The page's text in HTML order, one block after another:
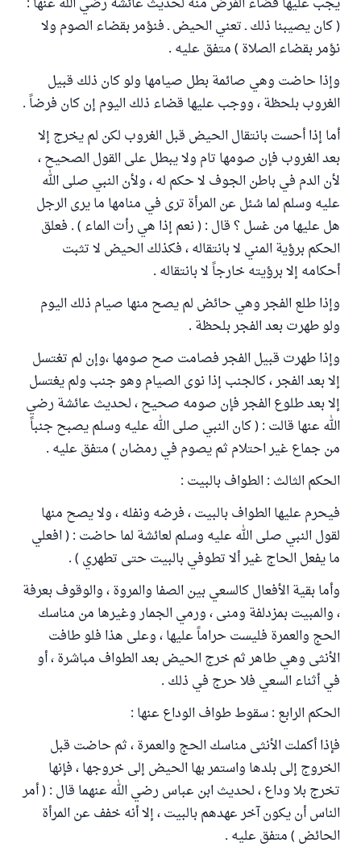
( كان يصيبنا ذلك ـ تعني الحيض ـ فنؤمر بقضاء الصوم ولا
نؤمر بقضاء الصلاة ) متفق عليه .
وإذا حاضت وهي صائمة بطل صيامها ولو كان ذلك قبيل
الغروب بلحظة ، ووجب عليها قضاء ذلك اليوم إن كان فرضاً .
أما إذا أحست بانتقال الحيض قبل الغروب لكن لم يخرج إلا
بعد الغروب فإن صومها تام ولا يبطل على القول الصحيح ،
لأن الدم في باطن الجوف لا حكم له ، ولأن النبي صلى الله
عليه وسلم لما سُئل عن المرأة ترى في منامها ما يرى الرجل
هل عليها من غسل ؟ قال : ( نعم إذا هي رأت الماء ) . فعلق
الحكم برؤية المني لا بانتقاله ، فكذلك الحيض لا تثبت
أحكامه إلا برؤيته خارجاً لا بانتقاله .
وإذا طلع الفجر وهي حائض لم يصح منها صيام ذلك اليوم
ولو طهرت بعد الفجر بلحظة .
وإذا طهرت قبيل الفجر فصامت صح صومها ،وإن لم تغتسل
إلا بعد الفجر ، كالجنب إذا نوى الصيام وهو جنب ولم يغتسل
إلا بعد طلوع الفجر فإن صومه صحيح ، لحديث عائشة رضي
الله عنها قالت : ( كان النبي صلى الله عليه وسلم يصبح جنباً
من جماع غير احتلام ثم يصوم في رمضان ) متفق عليه .
الحكم الثالث : الطواف بالبيت :
فيحرم عليها الطواف بالبيت ، فرضه ونفله ، ولا يصح منها
لقول النبي صلى الله عليه وسلم لعائشة لما حاضت : ( افعلي
ما يفعل الحاج غير ألا تطوفي بالبيت حتى تطهري ) .
وأما بقية الأفعال كالسعي بين الصفا والمروة ، والوقوف بعرفة
، والمبيت بمزدلفة ومنى ، ورمي الجمار وغيرها من مناسك
الحج والعمرة فليست حراماً عليها ، وعلى هذا فلو طافت
الأنثى وهي طاهر ثم خرج الحيض بعد الطواف مباشرة ، أو
في أثناء السعي فلا حرج في ذلك .
الحكم الرابع : سقوط طواف الوداع عنها :
فإذا أكملت الأنثى مناسك الحج والعمرة ، ثم حاضت قبل
الخروج إلى بلدها واستمر بها الحيض إلى خروجها ، فإنها
تخرج بلا وداع ، لحديث ابن عباس رضي الله عنهما قال : ( أمر
الناس أن يكون آخر عهدهم بالبيت ، إلا أنه خفف عن المرأة
الحائض ) متفق عليه .